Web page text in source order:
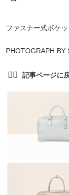
ファスナー式ポケ
PHOTOGRAPH BY